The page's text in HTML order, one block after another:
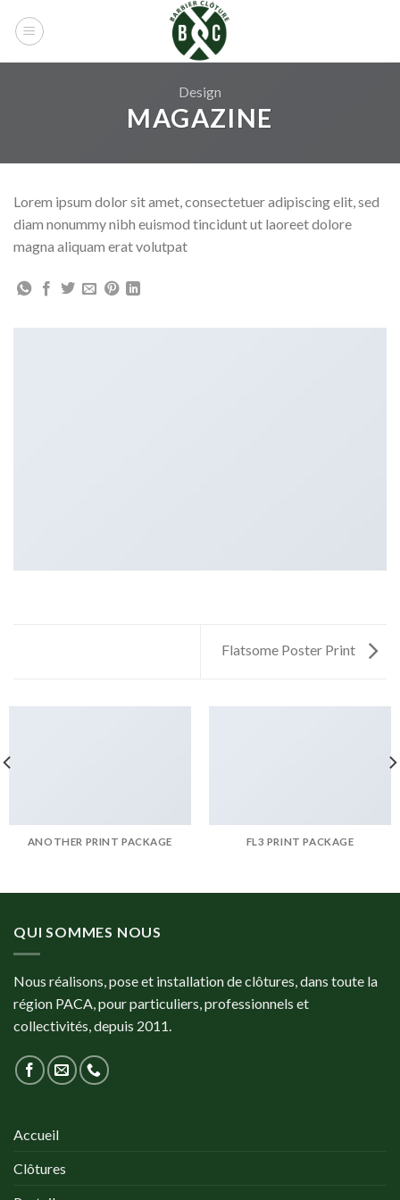
Design
MAGAZINE
Lorem ipsum dolor sit amet, consectetuer adipiscing elit, sed
diam nonummy nibh euismod tincidunt ut laoreet dolore
magna aliquam erat volutpat
Flatsome Poster Print
ANOTHER PRINT PACKAGE FL3 PRINT PACKAGE
QUI SOMMES NOUS
Nous réalisons, pose et installation de clôtures, dans toute la
région PACA, pour particuliers, professionnels et
collectivités, depuis 2011.
Accueil
Clôtures